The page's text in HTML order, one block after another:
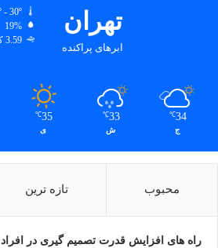
تهران
ابرهای پراکنده
19%
3.59 کیلومتر
34
℃
ج
33
℃
ش
35
℃
ی
محبوب تازه ترین
راه های افزایش قدرت تصمیم گیری در افراد